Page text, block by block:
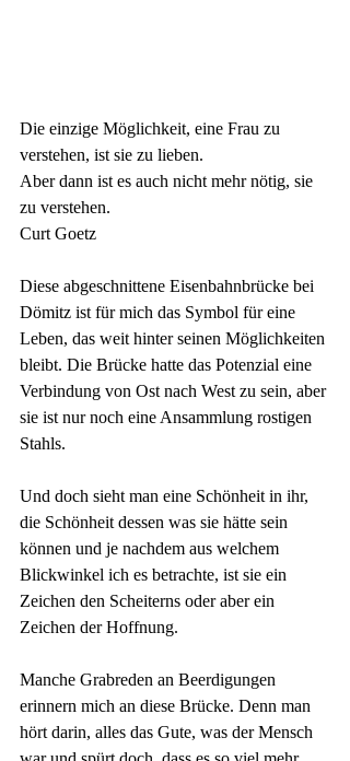
Die einzige Möglichkeit, eine Frau zu
verstehen, ist sie zu lieben.
Aber dann ist es auch nicht mehr nötig, sie
zu verstehen.
Curt Goetz
Diese abgeschnittene Eisenbahnbrücke bei
Dömitz ist für mich das Symbol für eine
Leben, das weit hinter seinen Möglichkeiten
bleibt. Die Brücke hatte das Potenzial eine
Verbindung von Ost nach West zu sein, aber
sie ist nur noch eine Ansammlung rostigen
Stahls.
Und doch sieht man eine Schönheit in ihr,
die Schönheit dessen was sie hätte sein
können und je nachdem aus welchem
Blickwinkel ich es betrachte, ist sie ein
Zeichen den Scheiterns oder aber ein
Zeichen der Hoffnung.
Manche Grabreden an Beerdigungen
erinnern mich an diese Brücke. Denn man
hört darin, alles das Gute, was der Mensch